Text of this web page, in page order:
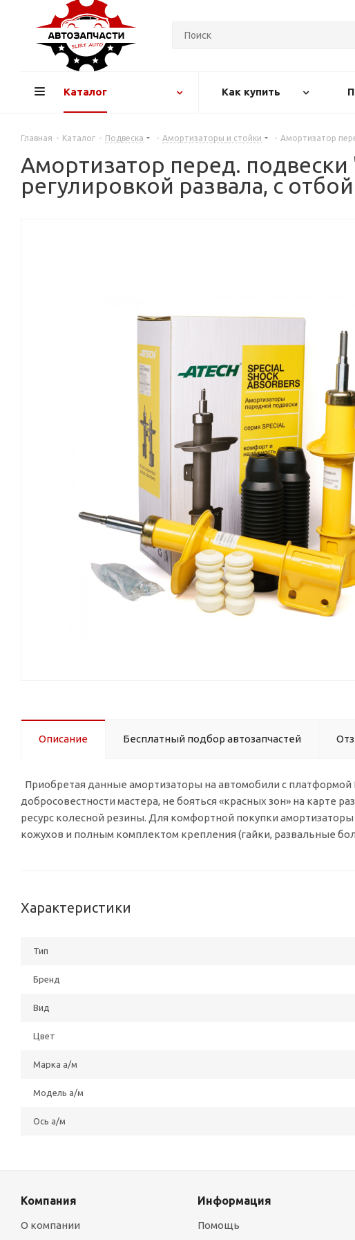
Каталог Как купить
Главная - Каталог - Подвеска - Амортизаторы и стойки - Амортизатор
Амортизатор перед. подвески
регулировкой развала, с
Описание Бесплатный подбор автозапчастей
Приобретая данные амортизаторы на автомобили с платформой
добросовестности мастера, не бояться «красных зон» на карте
ресурс колесной резины. Для комфортной покупки
кожухов и полным комплектом крепления (гайки, развальные
Характеристики
Тип
Бренд
Вид
Цвет
Марка а/м
Модель а/м
Ось а/м
Компания
О компании
Информация
Помощь